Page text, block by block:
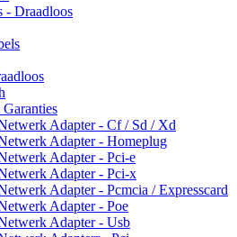
- Draadloos
Adapter - Cf / Sd / Xd
Adapter - Homeplug
Adapter - Pci-e
Adapter - Pci-x
Adapter - Pcmcia / Expresscard
Adapter - Poe
Adapter - Usb